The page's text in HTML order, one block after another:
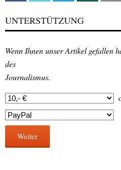
UNTERSTÜTZUNG
Wenn Ihnen unser Artikel gefallen
des
Journalismus.
Weiter